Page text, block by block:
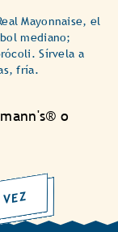
Mayonnaise, el
mediano;
Sírvela a
fría.
o